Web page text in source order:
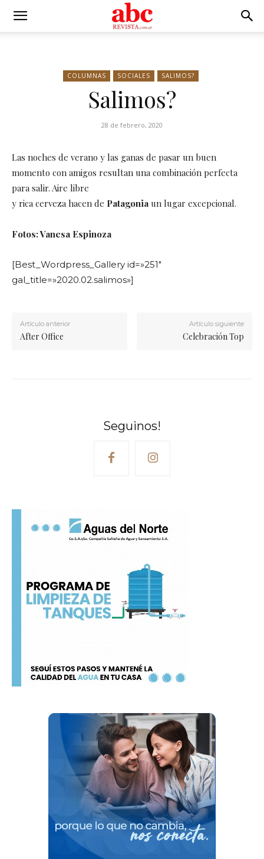
COLUMNAS SOCIALES SALIMOS?
Salimos?
28 de febrero, 2020
Las noches de verano y las ganas de pasar un buen
momento con amigos resultan una combinación perfecta
para salir. Aire libre
y rica cerveza hacen de Patagonia un lugar excepcional.
Fotos: Vanesa Espinoza
[Best_Wordpress_Gallery id=»251″
gal_title=»2020.02.salimos»]
Artículo anterior
After Office
Artículo siguiente
Celebración Top
Seguinos!